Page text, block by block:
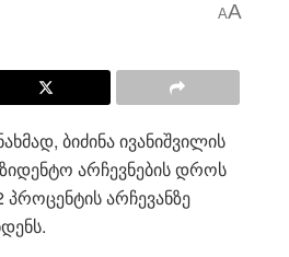
AA
ბიძინა ივანიშვილის
არჩევნების დროს
არჩევანზე